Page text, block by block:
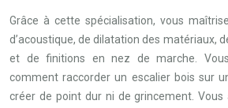
Grâce à cette spécialisation, vous
d’acoustique, de dilatation des matériaux,
et de finitions en nez de marche.
comment raccorder un escalier bois sur
créer de point dur ni de grincement.